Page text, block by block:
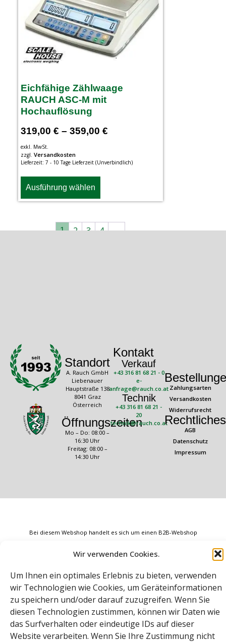
Wir verwenden Cookies.
Um Ihnen ein optimales Erlebnis zu bieten, verwenden
wir Technologien wie Cookies, um Geräteinformationen
zu speichern und/oder darauf zuzugreifen. Wenn Sie
diesen Technologien zustimmen, können wir Daten wie
das Surfverhalten oder eindeutige IDs auf dieser
Website verarbeiten. Wenn Sie Ihre Zustimmung nicht
Eichfähige Zählwaage
RAUCH ASC-M mit
Hochauflösung
319,00 € – 359,00 €
exkl. MwSt.
zzgl. Versandkosten
Lieferzeit: 7 - 10 Tage Lieferzeit (Unverbindlich)
Ausführung wählen
1 2 3 4 →
Standort
A. Rauch GmbH
Liebenauer
Hauptstraße 138
8041 Graz
Österreich
Öffnungszeiten
Mo – Do: 08:00 –
16:30 Uhr
Freitag: 08:00 –
14:30 Uhr
Kontakt
Verkauf
+43 316 81 68 21 - 0
e-
anfrage@rauch.co.at
Technik
+43 316 81 68 21 -
20
technik@rauch.co.at
Zahlungsarten
Versandkosten
Widerrufsrecht
Rechtliches
AGB
Datenschutz
Impressum
Bei diesem Webshop handelt es sich um einen B2B-Webshop
Kalibrierservice, Sprühnebel-Zerstäubungstechnik und
Sämtliche Angebote der A. Rauch GmbH richten sich nicht an Verbraucher,
sondern ausschließlich an gewerbliche Kunden, Institutionen, Kommunen
usw. aus Österreich, Deutschland und der Schweiz (weitere Länder auf
Anfrage).
Alle Preisangaben zzgl. MwSt. und zzgl. Versandkosten
© A. Rauch GmbH 2026